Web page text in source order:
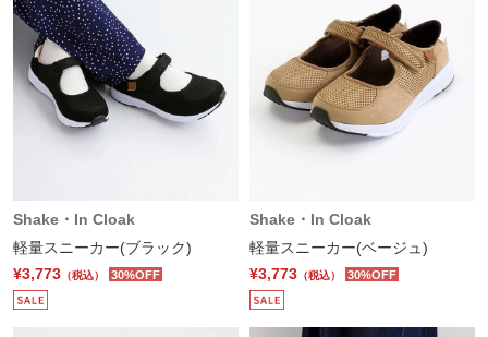
Shake・In Cloak
軽量スニーカー(ブラック)
¥3,773 （税込） 30%OFF
Shake・In Cloak
軽量スニーカー(ベージュ)
¥3,773 （税込） 30%OFF